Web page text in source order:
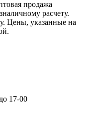
продажа
расчету.
Цены, указанные на
17-00